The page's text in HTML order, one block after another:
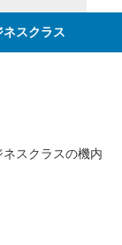
スクラス
スクラスの機内